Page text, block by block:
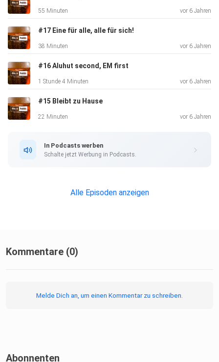
55 Minuten vor 6 Jahren
#17 Eine für alle, alle für sich!
38 Minuten vor 6 Jahren
#16 Aluhut second, EM first
1 Stunde 4 Minuten vor 6 Jahren
#15 Bleibt zu Hause
22 Minuten vor 6 Jahren
In Podcasts werben
Schalte jetzt Werbung in Podcasts.
Alle Episoden anzeigen
Kommentare (0)
Melde Dich an, um einen Kommentar zu schreiben.
Abonnenten